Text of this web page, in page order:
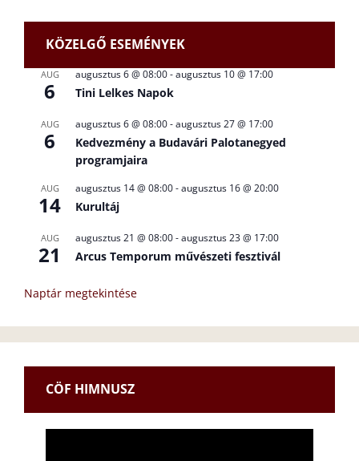
KÖZELGŐ ESEMÉNYEK
AUG
6
augusztus 6 @ 08:00-augusztus 10 @ 17:00
Tini Lelkes Napok
AUG
6
augusztus 6 @ 08:00-augusztus 27 @ 17:00
Kedvezmény a Budavári Palotanegyed
programjaira
AUG
14
augusztus 14 @ 08:00-augusztus 16 @ 20:00
Kurultáj
AUG
21
augusztus 21 @ 08:00-augusztus 23 @ 17:00
Arcus Temporum művészeti fesztivál
Naptár megtekintése
CÖF HIMNUSZ